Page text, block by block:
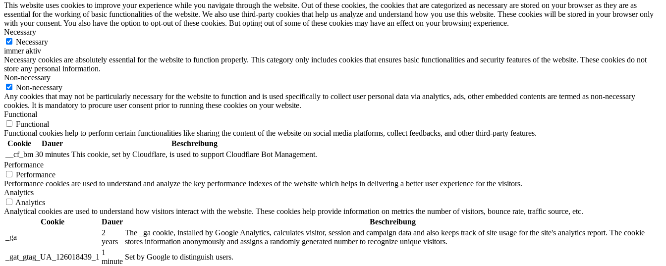
This website uses cookies to improve your experience while you navigate through the website. Out of these cookies, the cookies that are categorized as necessary are stored on your browser as they are as
essential for the working of basic functionalities of the website. We also use third-party cookies that help us analyze and understand how you use this website. These cookies will be stored in your browser only
with your consent. You also have the option to opt-out of these cookies. But opting out of some of these cookies may have an effect on your browsing experience.
Necessary
Necessary
immer aktiv
Necessary cookies are absolutely essential for the website to function properly. This category only includes cookies that ensures basic functionalities and security features of the website. These cookies do not
store any personal information.
Non-necessary
Non-necessary
Any cookies that may not be particularly necessary for the website to function and is used specifically to collect user personal data via analytics, ads, other embedded contents are termed as non-necessary
cookies. It is mandatory to procure user consent prior to running these cookies on your website.
Functional
Functional
Functional cookies help to perform certain functionalities like sharing the content of the website on social media platforms, collect feedbacks, and other third-party features.
Cookie
Dauer
Beschreibung
__cf_bm 30 minutes This cookie, set by Cloudflare, is used to support Cloudflare Bot Management.
Performance
Performance
Performance cookies are used to understand and analyze the key performance indexes of the website which helps in delivering a better user experience for the visitors.
Analytics
Analytics
Analytical cookies are used to understand how visitors interact with the website. These cookies help provide information on metrics the number of visitors, bounce rate, traffic source, etc.
Cookie
Dauer
Beschreibung
_ga
2
years
The _ga cookie, installed by Google Analytics, calculates visitor, session and campaign data and also keeps track of site usage for the site's analytics report. The cookie
stores information anonymously and assigns a randomly generated number to recognize unique visitors.
_gat_gtag_UA_126018439_1
1
minute
Set by Google to distinguish users.